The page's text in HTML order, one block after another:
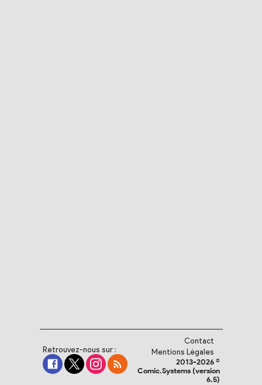
Retrouvez-nous sur :
Contact
Mentions Légales
2013-2026 ©
Comic.Systems (version
6.5)